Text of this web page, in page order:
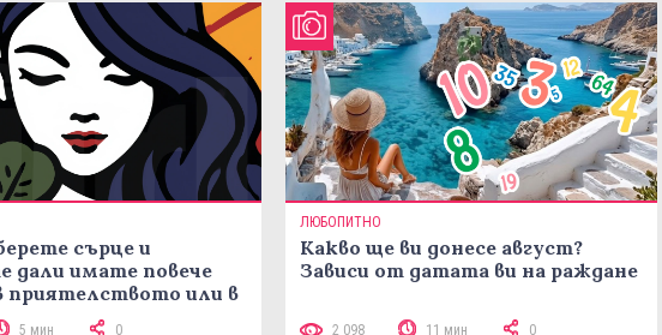
сърце и
дали имате повече
приятелството или в
5 мин 0
ЛЮБОПИТНО
Какво ще ви донесе август?
Зависи от датата ви на ражданe
2 098 11 мин 0